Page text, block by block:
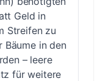
Geld in
Streifen zu
Bäume in den
– leere
für weitere